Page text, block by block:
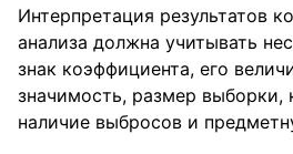
Интерпретация результатов
анализа должна учитывать
знак коэффициента, его
значимость, размер выборки,
наличие выбросов и